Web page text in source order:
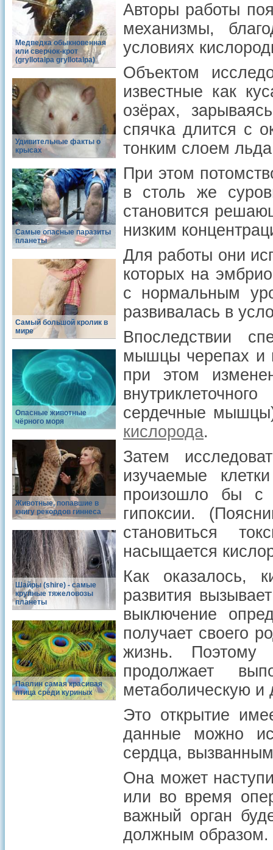
Медведка обыкновенная
или сверчок-крот
(gryllotalpa gryllotalpa)
Удивительные факты о
крысах
Самые опасные паразиты
планеты
Самый большой кролик в
мире
Опасные животные
чёрного моря
Животные, попавшие в
книгу рекордов гиннеса
Шайры (shire) - самые
крупные тяжеловозы
планеты
Павлин самая красивая
птица среди куриных
Авторы работы
механизмы,
условиях
Объектом
известные как
озёрах,
спячка длится с
тонким слоем
При этом
в столь же
становится
низким
Для работы они
которых на
с нормальным
развивалась в
Впоследствии
мышцы черепах и
при этом
сердечные
кислорода.
Затем
изучаемые
произошло бы с
гипоксии.
становиться
насыщается
Как оказалось,
развития
выключение
получает своего
жизнь. Поэтому
продолжает
метаболическую
Это открытие
данные можно
сердца,
Она может
или во время
важный орган
должным образом.